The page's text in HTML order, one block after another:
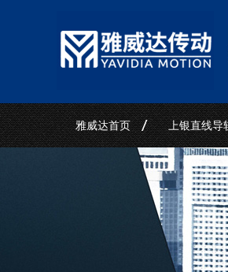
雅威达首页 上银直线导